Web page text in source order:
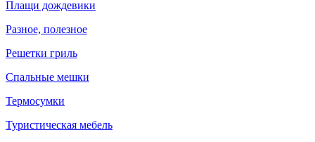
Плащи дождевики
Разное, полезное
Решетки гриль
Спальные мешки
Термосумки
Туристическая мебель